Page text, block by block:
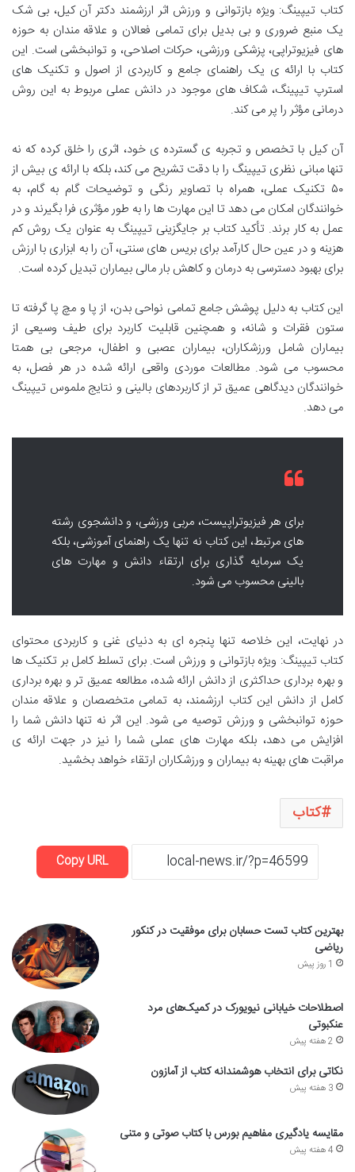
کتاب تیپینگ: ویژه بازتوانی و ورزش اثر ارزشمند دکتر آن کیل، بی شک
یک منبع ضروری و بی بدیل برای تمامی فعالان و علاقه مندان به حوزه
های فیزیوتراپی، پزشکی ورزشی، حرکات اصلاحی، و توانبخشی است. این
کتاب با ارائه ی یک راهنمای جامع و کاربردی از اصول و تکنیک های
استرپ تیپینگ، شکاف های موجود در دانش عملی مربوط به این روش
درمانی مؤثر را پر می کند.
آن کیل با تخصص و تجربه ی گسترده ی خود، اثری را خلق کرده که نه
تنها مبانی نظری تیپینگ را با دقت تشریح می کند، بلکه با ارائه ی بیش از
۵۰ تکنیک عملی، همراه با تصاویر رنگی و توضیحات گام به گام، به
خوانندگان امکان می دهد تا این مهارت ها را به طور مؤثری فرا بگیرند و در
عمل به کار برند. تأکید کتاب بر جایگزینی تیپینگ به عنوان یک روش کم
هزینه و در عین حال کارآمد برای بریس های سنتی، آن را به ابزاری با ارزش
برای بهبود دسترسی به درمان و کاهش بار مالی بیماران تبدیل کرده است.
این کتاب به دلیل پوشش جامع تمامی نواحی بدن، از پا و مچ پا گرفته تا
ستون فقرات و شانه، و همچنین قابلیت کاربرد برای طیف وسیعی از
بیماران شامل ورزشکاران، بیماران عصبی و اطفال، مرجعی بی همتا
محسوب می شود. مطالعات موردی واقعی ارائه شده در هر فصل، به
خوانندگان دیدگاهی عمیق تر از کاربردهای بالینی و نتایج ملموس تیپینگ
می دهد.
برای هر فیزیوتراپیست، مربی ورزشی، و دانشجوی رشته
های مرتبط، این کتاب نه تنها یک راهنمای آموزشی، بلکه
یک سرمایه گذاری برای ارتقاء دانش و مهارت های
بالینی محسوب می شود.
در نهایت، این خلاصه تنها پنجره ای به دنیای غنی و کاربردی محتوای
کتاب تیپینگ: ویژه بازتوانی و ورزش است. برای تسلط کامل بر تکنیک ها
و بهره برداری حداکثری از دانش ارائه شده، مطالعه عمیق تر و بهره برداری
کامل از دانش این کتاب ارزشمند، به تمامی متخصصان و علاقه مندان
حوزه توانبخشی و ورزش توصیه می شود. این اثر نه تنها دانش شما را
افزایش می دهد، بلکه مهارت های عملی شما را نیز در جهت ارائه ی
مراقبت های بهینه به بیماران و ورزشکاران ارتقاء خواهد بخشید.
کتاب
Copy URL
بهترین کتاب تست حسابان برای موفقیت در کنکور
ریاضی
1 روز پیش
اصطلاحات خیابانی نیویورک در کمیک‌های مرد
عنکبوتی
2 هفته پیش
نکاتی برای انتخاب هوشمندانه کتاب از آمازون
3 هفته پیش
مقایسه یادگیری مفاهیم بورس با کتاب صوتی و متنی
4 هفته پیش